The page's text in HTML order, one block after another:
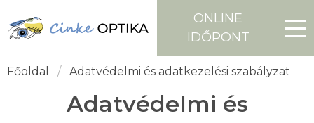
ONLINE
IDŐPONT
Főoldal Adatvédelmi és adatkezelési szabályzat
Adatvédelmi és